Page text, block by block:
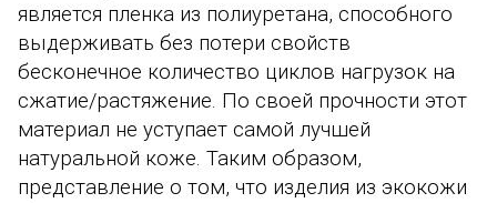
является пленка из полиуретана, способного
выдерживать без потери свойств
бесконечное количество циклов нагрузок на
сжатие/растяжение. По своей прочности этот
материал не уступает самой лучшей
натуральной коже. Таким образом,
представление о том, что изделия из экокожи